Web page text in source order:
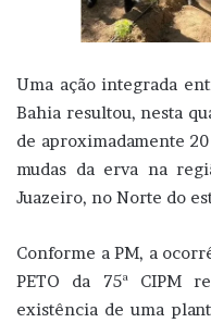
Uma ação integrada
Bahia resultou, nesta
de aproximadamente
mudas da erva na
Juazeiro, no Norte do
Conforme a PM, a
PETO da 75ª CIPM
existência de uma